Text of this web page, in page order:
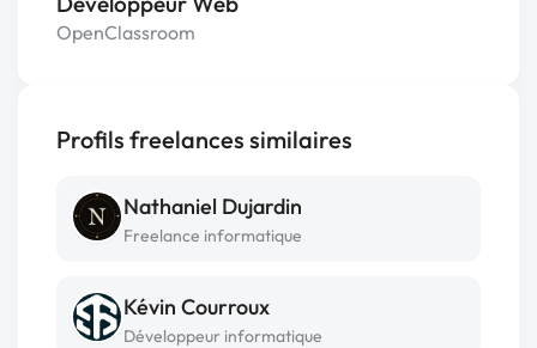
OpenClassroom
Profils freelances similaires
Nathaniel Dujardin
Freelance informatique
Kévin Courroux
Développeur informatique